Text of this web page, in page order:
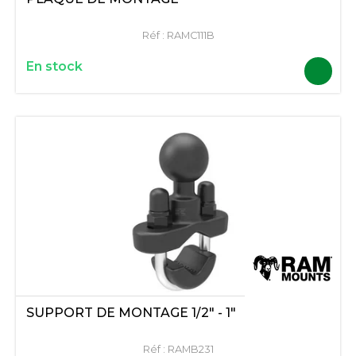
Réf : RAMC111B
En stock
SUPPORT DE MONTAGE 1/2" - 1"
Réf : RAMB231